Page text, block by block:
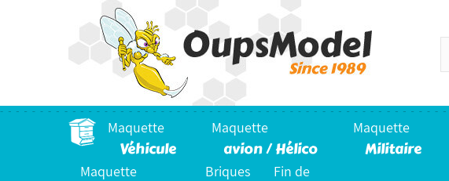
Maquette
Véhicule
Maquette
avion / Hélico
Maquette
Militaire
Maquette
Briques
Fin de